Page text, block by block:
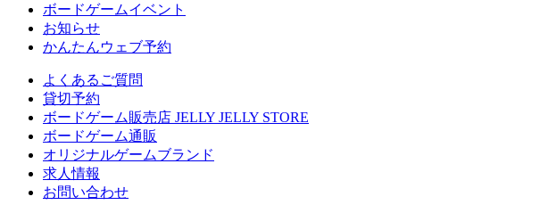
ボードゲームイベント
お知らせ
かんたんウェブ予約
よくあるご質問
貸切予約
ボードゲーム販売店 JELLY JELLY STORE
ボードゲーム通販
オリジナルゲームブランド
求人情報
お問い合わせ